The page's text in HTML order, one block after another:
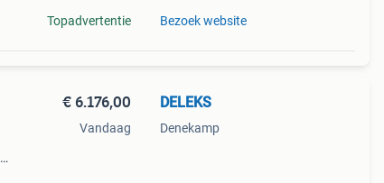
Topadvertentie Bezoek website
€ 6.176,00
Vandaag
DELEKS
Denekamp